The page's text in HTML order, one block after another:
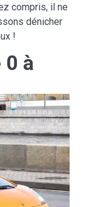
compris, il ne
dénicher
!
0 à